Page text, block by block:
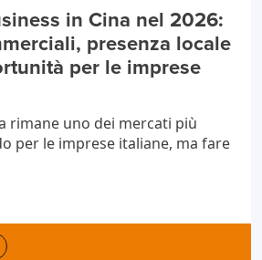
in Cina nel 2026:
presenza locale
per le imprese
rimane uno dei mercati più
per le imprese italiane, ma fare